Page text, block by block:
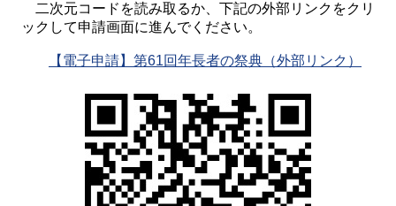
二次元コードを読み取るか、下記の外部リンクをクリ
ックして申請画面に進んでください。
【電子申請】第61回年長者の祭典（外部リンク）